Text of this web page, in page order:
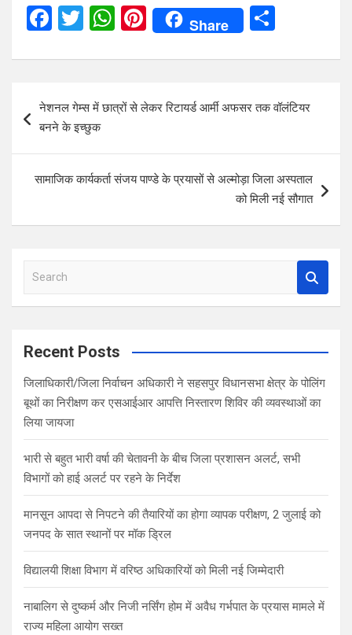
F
ce
o
k
T
tt
er
W
at
s
A
p
Pi
nt
er
es
t
Share
ar
e
navigation
नेशनल गेम्स में छात्रों से लेकर रिटायर्ड आर्मी अफसर तक वॉलंटियर
बनने के इच्छुक
सामाजिक कार्यकर्ता संजय पाण्डे के प्रयासों से अल्मोड़ा जिला अस्पताल
को मिली नई सौगात
a
c
Recent Posts
जिलाधिकारी/जिला निर्वाचन अधिकारी ने सहसपुर विधानसभा क्षेत्र के पोलिंग
बूथों का निरीक्षण कर एसआईआर आपत्ति निस्तारण शिविर की व्यवस्थाओं का
लिया जायजा
भारी से बहुत भारी वर्षा की चेतावनी के बीच जिला प्रशासन अलर्ट, सभी
विभागों को हाई अलर्ट पर रहने के निर्देश
मानसून आपदा से निपटने की तैयारियों का होगा व्यापक परीक्षण, 2 जुलाई को
जनपद के सात स्थानों पर मॉक ड्रिल
विद्यालयी शिक्षा विभाग में वरिष्ठ अधिकारियों को मिली नई जिम्मेदारी
नाबालिग से दुष्कर्म और निजी नर्सिंग होम में अवैध गर्भपात के प्रयास मामले में
राज्य महिला आयोग सख्त